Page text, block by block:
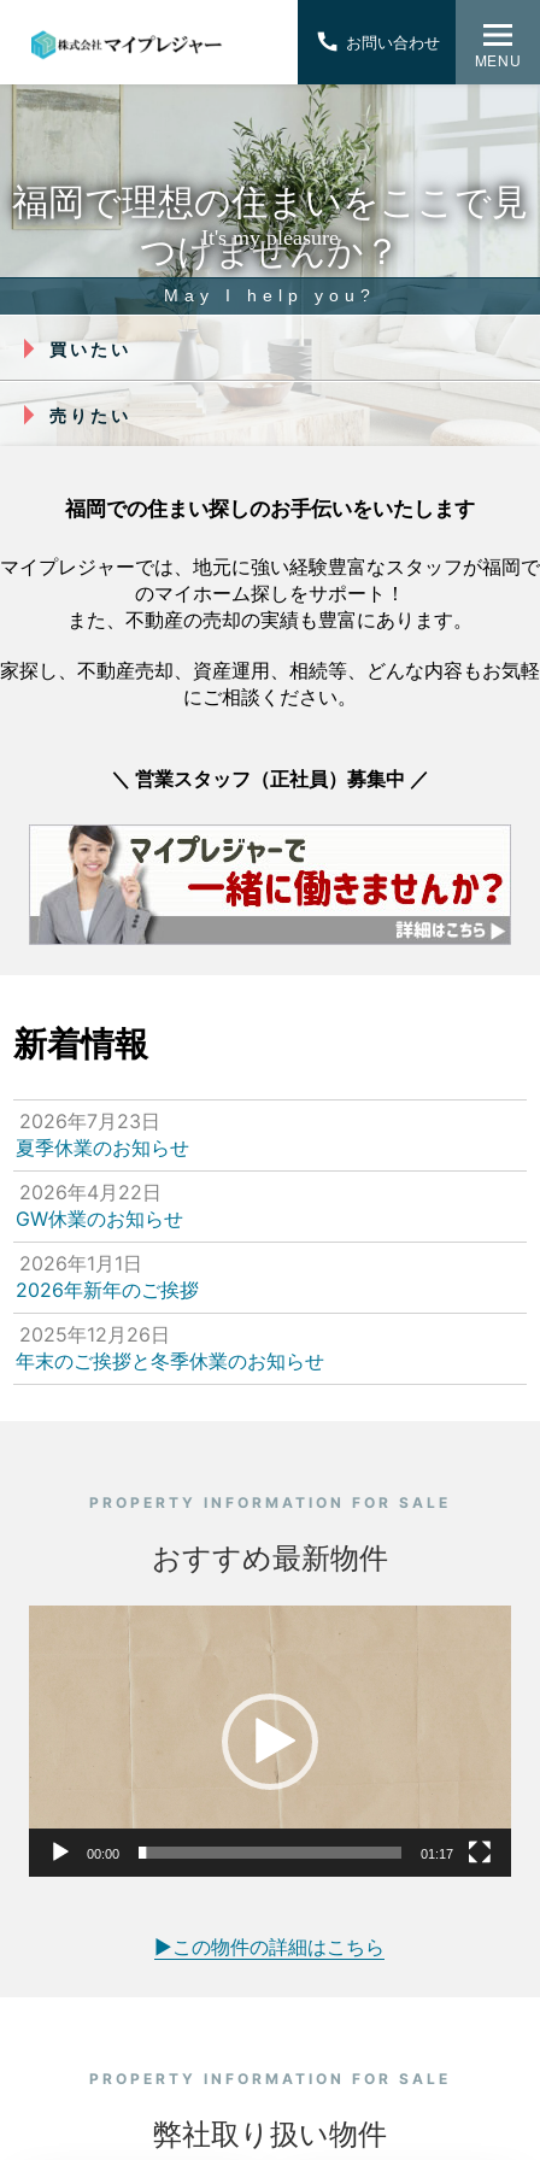
MENU
福岡で理想の住まいをここで見
つけませんか？
It's my pleasure
May I help you?
買いたい
売りたい
福岡での住まい探しのお手伝いをいたします
マイプレジャーでは、地元に強い経験豊富なスタッフが福岡で
のマイホーム探しをサポート！
また、不動産の売却の実績も豊富にあります。
家探し、不動産売却、資産運用、相続等、どんな内容もお気軽
にご相談ください。
＼ 営業スタッフ（正社員）募集中 ／
新着情報
2026年7月23日
夏季休業のお知らせ
2026年4月22日
GW休業のお知らせ
2026年1月1日
2026年新年のご挨拶
2025年12月26日
年末のご挨拶と冬季休業のお知らせ
PROPERTY INFORMATION FOR SALE
おすすめ最新物件
画
レ
ー
ヤ
ー
00:00 01:17
▶この物件の詳細はこちら
PROPERTY INFORMATION FOR SALE
弊社取り扱い物件
お問い合わせ